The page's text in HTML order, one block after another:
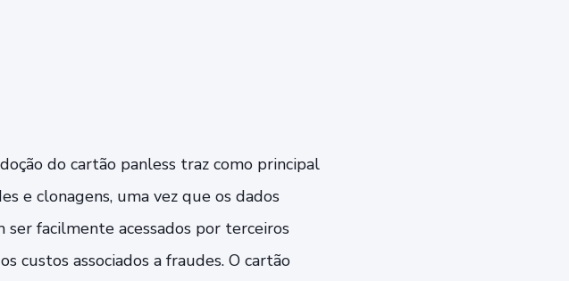
do cartão panless traz como principal
e clonagens, uma vez que os dados
ser facilmente acessados por terceiros
custos associados a fraudes. O cartão